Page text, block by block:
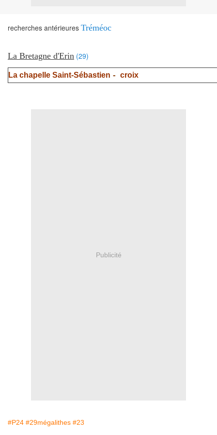
recherches antérieures Tréméoc
La Bretagne d'Erin (29)
La chapelle Saint-Sébastien - croix
Publicité
#P24 #29mégalithes #23